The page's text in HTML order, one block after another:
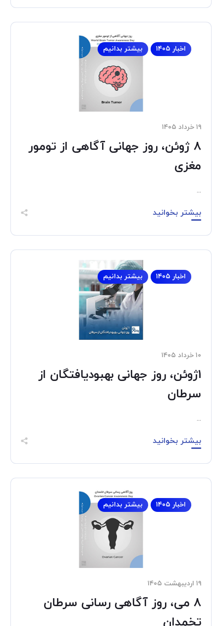
اخبار ۱۴۰۵ بیشتر بدانیم
۱۹ خرداد ۱۴۰۵
8 ژوئن، روز جهانی آگاهی از تومور
مغزی
...
بیشتر بخوانید
اخبار ۱۴۰۵ بیشتر بدانیم
۱۰ خرداد ۱۴۰۵
1ژوئن، روز جهانی بهبودیافتگان از
سرطان
...
بیشتر بخوانید
اخبار ۱۴۰۵ بیشتر بدانیم
۱۹ اردیبهشت ۱۴۰۵
8 می، روز آگاهی رسانی سرطان
تخمدان